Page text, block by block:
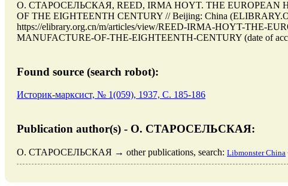
О. СТАРОСЕЛЬСКАЯ, REED, IRMA HOYT. THE EUROPEAN
OF THE EIGHTEENTH CENTURY // Beijing: China
https://elibrary.org.cn/m/articles/view/REED-IRMA-HOYT-THE-
MANUFACTURE-OF-THE-EIGHTEENTH-CENTURY (date of
Found source (search robot):
Историк-марксист, № 1(059), 1937, C. 185-186
Publication author(s) - О. СТАРОСЕЛЬСКАЯ:
О. СТАРОСЕЛЬСКАЯ → other publications, search: Libmonster China